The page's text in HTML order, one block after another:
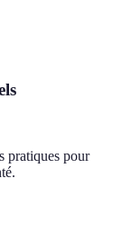
pratiques pour